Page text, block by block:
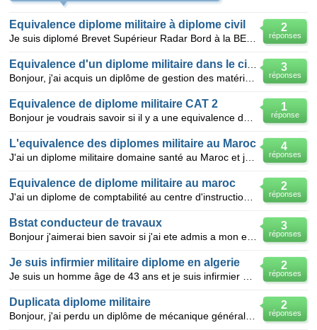
2
réponses
Equivalence diplome militaire à diplome civil
3
réponses
1
réponse
Equivalence de diplome militaire CAT 2
4
réponses
L'equivalence des diplomes militaire au Maroc
2
réponses
Equivalence de diplome militaire au maroc
3
réponses
Bstat conducteur de travaux
2
réponses
Je suis infirmier militaire diplome en algerie
2
réponses
Duplicata diplome militaire